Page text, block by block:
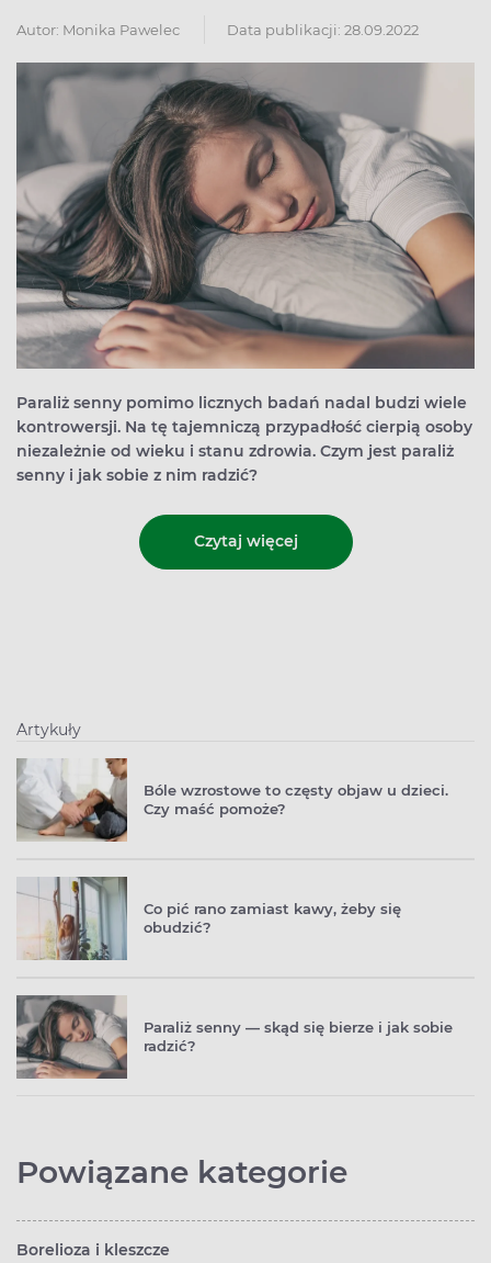
Autor: Monika Pawelec Data publikacji: 28.09.2022
Paraliż senny pomimo licznych badań nadal budzi wiele
kontrowersji. Na tę tajemniczą przypadłość cierpią osoby
niezależnie od wieku i stanu zdrowia. Czym jest paraliż
senny i jak sobie z nim radzić?
Czytaj więcej
Artykuły
Bóle wzrostowe to częsty objaw u dzieci.
Czy maść pomoże?
Co pić rano zamiast kawy, żeby się
obudzić?
Paraliż senny — skąd się bierze i jak sobie
radzić?
Powiązane kategorie
Borelioza i kleszcze